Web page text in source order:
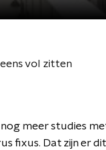
vol zitten
meer studies
fixus. Dat zijn er